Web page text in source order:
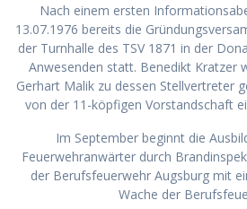
Nach einem ersten
13.07.1976 bereits die
der Turnhalle des TSV 1871 in der
Anwesenden statt. Benedikt Kratzer
Gerhart Malik zu dessen Stellvertreter
von der 11-köpfigen Vorstandschaft
Im September beginnt die
Feuerwehranwärter durch
der Berufsfeuerwehr Augsburg mit
Wache der